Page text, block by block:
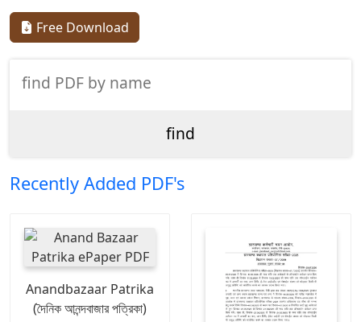
Free Download
Recently Added PDF's
Anandbazaar Patrika
(দৈনিক আনন্দবাজার পত্রিকা)